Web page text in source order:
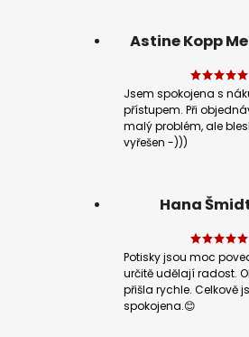
Astine Kopp
Jsem spokojena s
přístupem. Při
malý problém, ale
vyřešen -)))
Hana
Potisky jsou moc
určitě udělají radost.
přišla rychle. Celkově
spokojena.😊